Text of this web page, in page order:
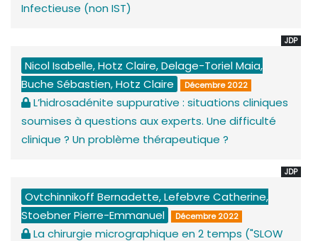
Infectieuse (non IST)
JDP
Nicol Isabelle, Hotz Claire, Delage-Toriel Maia,
Buche Sébastien, Hotz Claire
Décembre 2022
L’hidrosadénite suppurative : situations cliniques
soumises à questions aux experts. Une difficulté
clinique ? Un problème thérapeutique ?
JDP
Ovtchinnikoff Bernadette, Lefebvre Catherine,
Stoebner Pierre-Emmanuel
Décembre 2022
La chirurgie micrographique en 2 temps ("SLOW